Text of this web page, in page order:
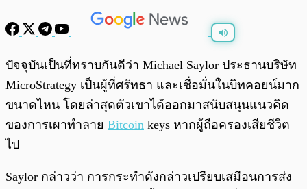
พร้อมเล่น 0:00
ปัจจุบันเป็นที่ทราบกันดีว่า Michael Saylor ประธานบริษัท
MicroStrategy เป็นผู้ที่ศรัทธา และเชื่อมั่นในบิทคอยน์มาก
ขนาดไหน โดยล่าสุดตัวเขาได้ออกมาสนับสนุนแนวคิด
ของการเผาทำลาย Bitcoin keys หากผู้ถือครองเสียชีวิต
ไป
Saylor กล่าวว่า การกระทำดังกล่าวเปรียบเสมือนการส่ง